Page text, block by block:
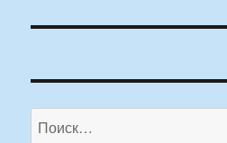
Искать: